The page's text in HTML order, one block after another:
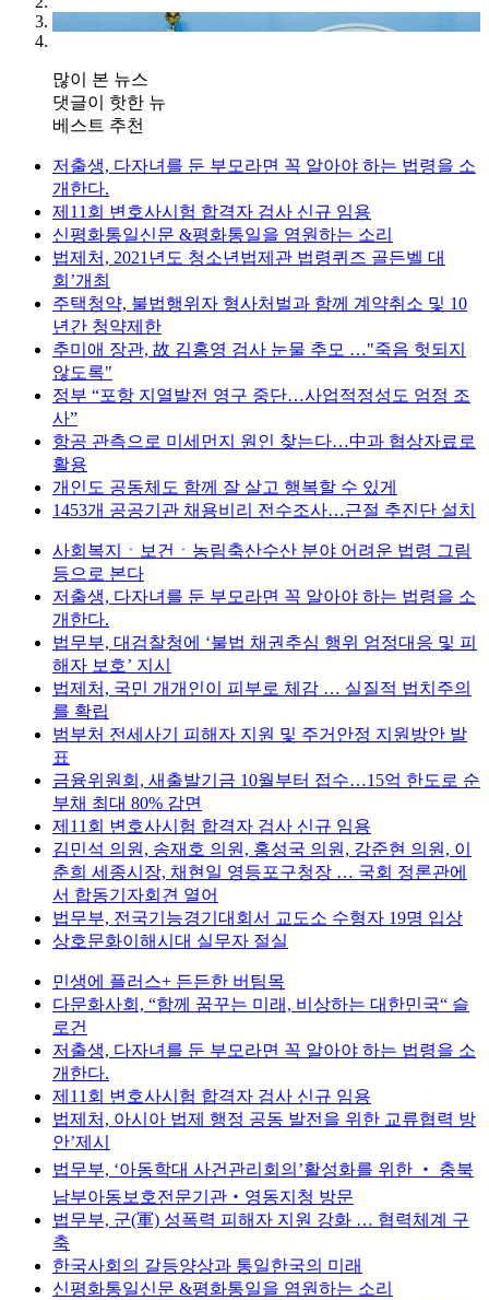
많이 본 뉴스
댓글이 핫한 뉴
베스트 추천
저출생, 다자녀를 둔 부모라면 꼭 알아야 하는 법령을 소
개한다.
제11회 변호사시험 합격자 검사 신규 임용
신평화통일신문 &평화통일을 염원하는 소리
법제처, 2021년도 청소년법제관 법령퀴즈 골든벨 대
회’개최
주택청약, 불법행위자 형사처벌과 함께 계약취소 및 10
년간 청약제한
추미애 장관, 故 김홍영 검사 눈물 추모 …"죽음 헛되지
않도록"
정부 “포항 지열발전 영구 중단…사업적정성도 엄정 조
사”
항공 관측으로 미세먼지 원인 찾는다…中과 협상자료로
활용
개인도 공동체도 함께 잘 살고 행복할 수 있게
1453개 공공기관 채용비리 전수조사…근절 추진단 설치
사회복지ㆍ보건ㆍ농림축산수산 분야 어려운 법령 그림
등으로 본다
저출생, 다자녀를 둔 부모라면 꼭 알아야 하는 법령을 소
개한다.
법무부, 대검찰청에 ‘불법 채권추심 행위 엄정대응 및 피
해자 보호’ 지시
법제처, 국민 개개인이 피부로 체감 … 실질적 법치주의
를 확립
범부처 전세사기 피해자 지원 및 주거안정 지원방안 발
표
금융위원회, 새출발기금 10월부터 접수…15억 한도로 순
부채 최대 80% 감면
제11회 변호사시험 합격자 검사 신규 임용
김민석 의원, 송재호 의원, 홍성국 의원, 강준현 의원, 이
춘희 세종시장, 채현일 영등포구청장 … 국회 정론관에
서 합동기자회견 열어
법무부, 전국기능경기대회서 교도소 수형자 19명 입상
상호문화이해시대 실무자 절실
민생에 플러스+ 든든한 버팀목
다문화사회, “함께 꿈꾸는 미래, 비상하는 대한민국“ 슬
로건
저출생, 다자녀를 둔 부모라면 꼭 알아야 하는 법령을 소
개한다.
제11회 변호사시험 합격자 검사 신규 임용
법제처, 아시아 법제 행정 공동 발전을 위한 교류협력 방
안’제시
법무부, ‘아동학대 사건관리회의’활성화를 위한 ‧ 충북
남부아동보호전문기관‧영동지청 방문
법무부, 군(軍) 성폭력 피해자 지원 강화 … 협력체계 구
축
한국사회의 갈등양상과 통일한국의 미래
신평화통일신문 &평화통일을 염원하는 소리